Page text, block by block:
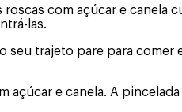
com açúcar e canela
las.
trajeto pare para comer
açúcar e canela. A